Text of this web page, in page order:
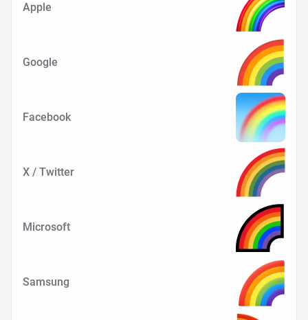
Apple
Google
Facebook
X / Twitter
Microsoft
Samsung